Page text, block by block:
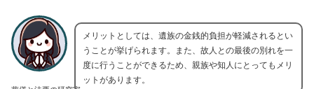
メリットとしては、遺族の金銭的負担が軽減されるとい
うことが挙げられます。また、故人との最後の別れを一
度に行うことができるため、親族や知人にとってもメリ
ットがあります。